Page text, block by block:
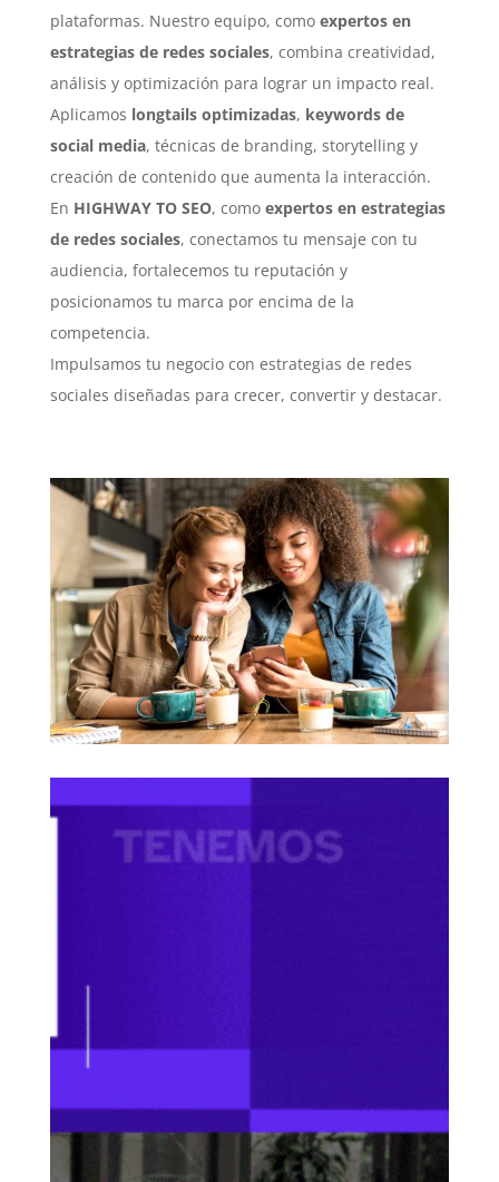
plataformas. Nuestro equipo, como expertos en
estrategias de redes sociales, combina creatividad,
análisis y optimización para lograr un impacto real.
Aplicamos longtails optimizadas, keywords de
social media, técnicas de branding, storytelling y
creación de contenido que aumenta la interacción.
En HIGHWAY TO SEO, como expertos en estrategias
de redes sociales, conectamos tu mensaje con tu
audiencia, fortalecemos tu reputación y
posicionamos tu marca por encima de la
competencia.
Impulsamos tu negocio con estrategias de redes
sociales diseñadas para crecer, convertir y destacar.